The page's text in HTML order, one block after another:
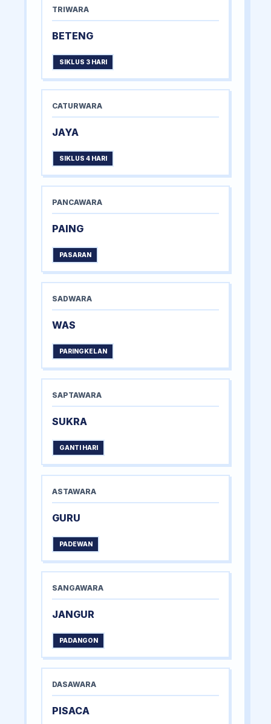
TRIWARA
BETENG
SIKLUS 3 HARI
CATURWARA
JAYA
SIKLUS 4 HARI
PANCAWARA
PAING
PASARAN
SADWARA
WAS
PARINGKELAN
SAPTAWARA
SUKRA
GANTI HARI
ASTAWARA
GURU
PADEWAN
SANGAWARA
JANGUR
PADANGON
DASAWARA
PISACA